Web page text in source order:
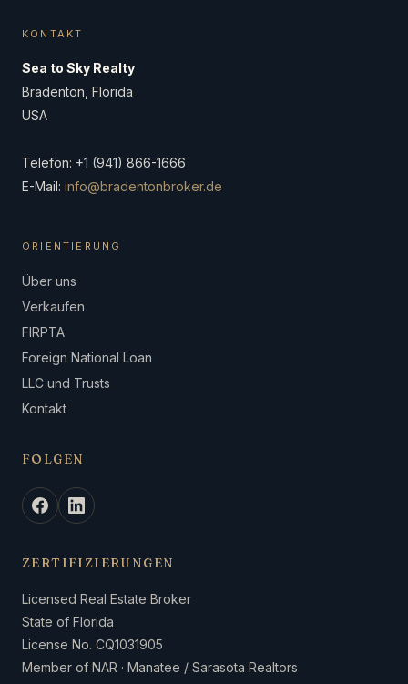
KONTAKT
Sea to Sky Realty
Bradenton, Florida
USA
Telefon: +1 (941) 866-1666
E-Mail: info@bradentonbroker.de
ORIENTIERUNG
Über uns
Verkaufen
FIRPTA
Foreign National Loan
LLC und Trusts
Kontakt
FOLGEN
ZERTIFIZIERUNGEN
Licensed Real Estate Broker
State of Florida
License No. CQ1031905
Member of NAR · Manatee / Sarasota Realtors